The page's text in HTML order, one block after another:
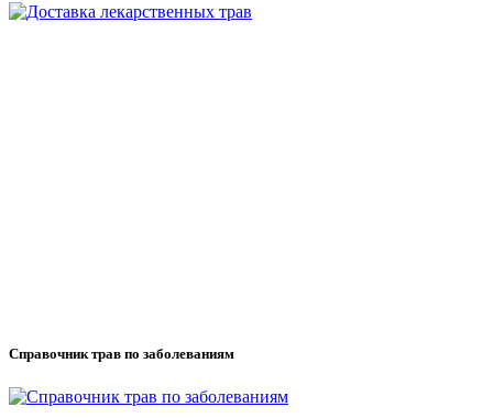
Справочник трав по заболеваниям